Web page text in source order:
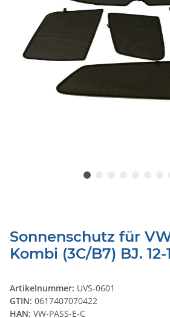
Sonnenschutz für
Kombi (3C/B7) BJ.
Artikelnummer: UVS-0601
GTIN: 0617407070422
HAN: VW-PASS-E-C